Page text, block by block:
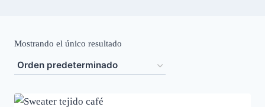
Mostrando el único resultado